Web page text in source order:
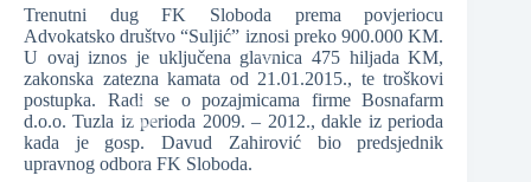
Trenutni dug FK Sloboda prema povjeriocu
Advokatsko društvo “Suljić” iznosi preko 900.000 KM.
U ovaj iznos je uključena glavnica 475 hiljada KM,
zakonska zatezna kamata od 21.01.2015., te troškovi
postupka. Radi se o pozajmicama firme Bosnafarm
d.o.o. Tuzla iz perioda 2009. – 2012., dakle iz perioda
kada je gosp. Davud Zahirović bio predsjednik
upravnog odbora FK Sloboda.
❆
❆